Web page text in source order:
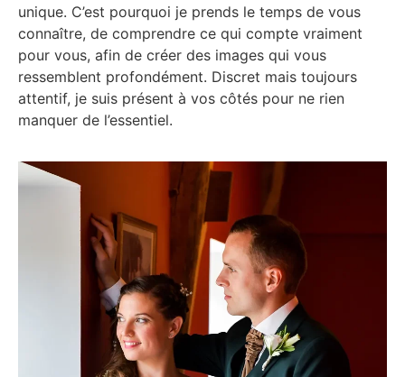
unique. C’est pourquoi je prends le temps de vous
connaître, de comprendre ce qui compte vraiment
pour vous, afin de créer des images qui vous
ressemblent profondément. Discret mais toujours
attentif, je suis présent à vos côtés pour ne rien
manquer de l’essentiel.